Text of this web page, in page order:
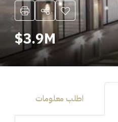
3.9M$
اطلب معلومات